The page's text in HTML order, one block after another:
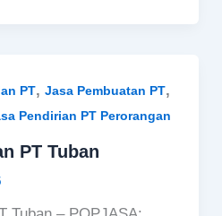
PT, Jasa Pembuatan PT,
Pendirian PT Perorangan
PT Tuban